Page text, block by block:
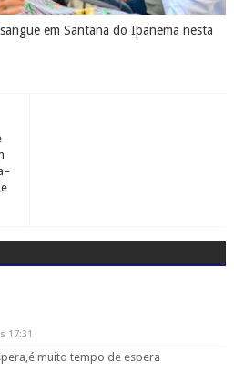
em Santana do Ipanema nesta
17:31
muito tempo de espera